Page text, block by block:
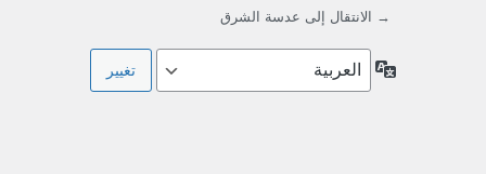
→ الانتقال إلى عدسة الشرق
اللغة